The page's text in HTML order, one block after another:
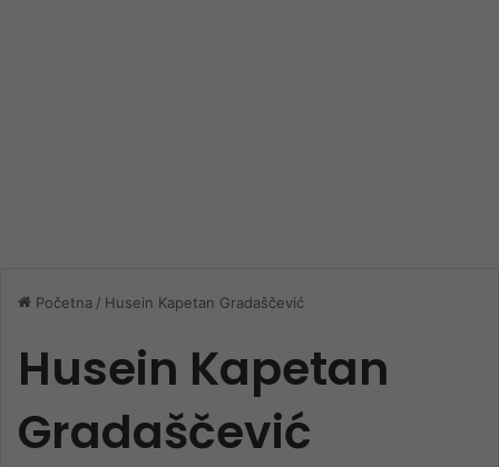
Početna / Husein Kapetan Gradaščević
Husein Kapetan
Gradaščević